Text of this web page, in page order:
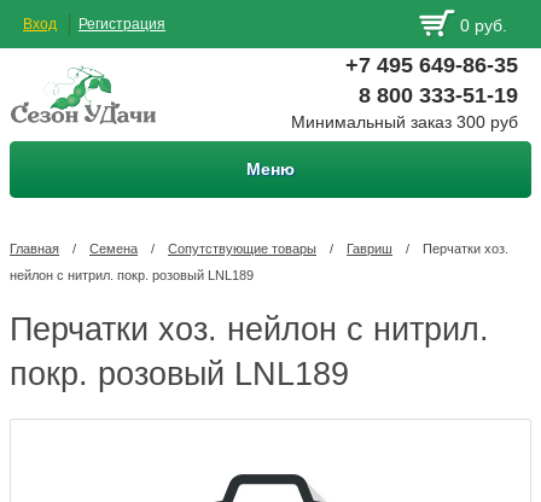
Вход Регистрация 0 руб.
+7 495 649-86-35
8 800 333-51-19
Минимальный заказ 300 руб
Меню
Главная / Семена / Сопутствующие товары / Гавриш /
Перчатки хоз.
нейлон с нитрил. покр. розовый LNL189
Перчатки хоз. нейлон с нитрил.
покр. розовый LNL189